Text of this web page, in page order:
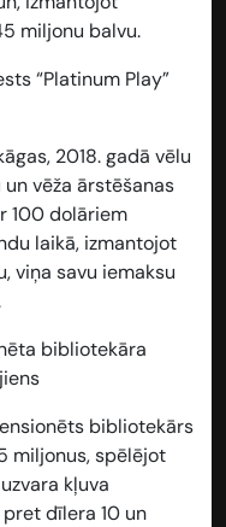
miljonu balvu.
“Platinum Play”
2018. gadā vēlu
vēža ārstēšanas
100 dolāriem
laikā, izmantojot
viņa savu iemaksu
bibliotekāra
bibliotekārs
miljonus, spēlējot
kļuva
dīlera 10 un